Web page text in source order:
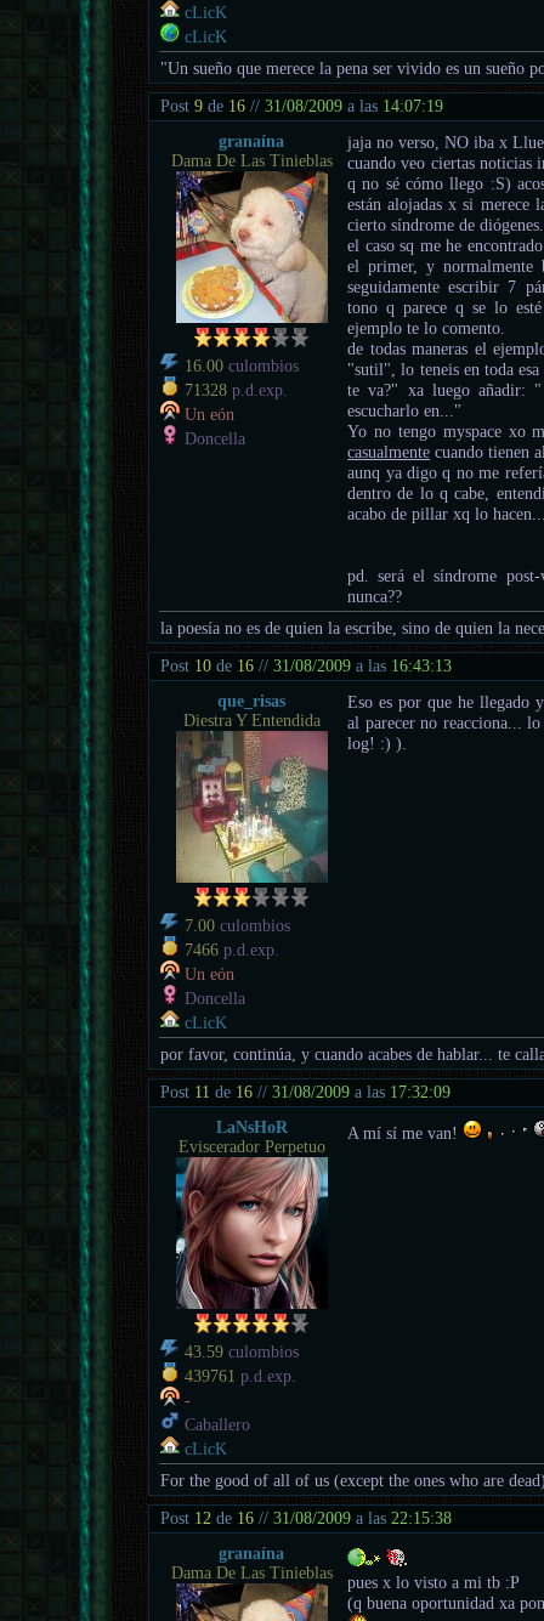
cLicK
cLicK
"Un sueño que merece la pena ser vivido es un sueño
Post9 de 16 //31/08/2009 a las 14:07:19
granaína
Dama De Las Tinieblas
16.00 culombios
71328 p.d.exp.
Un eón
Doncella
jaja no verso, NO iba x
cuando veo ciertas noticias
q no sé cómo llego :S)
están alojadas x si merece
cierto síndrome de diógenes.
el caso sq me he
el primer, y normalmente
seguidamente escribir 7
tono q parece q se lo
ejemplo te lo comento.
de todas maneras el
"sutil", lo teneis en toda
te va?" xa luego añadir:
escucharlo en..."
Yo no tengo myspace xo
casualmente cuando tienen
aunq ya digo q no me
dentro de lo q cabe,
acabo de pillar xq lo
pd. será el síndrome
nunca??
la poesía no es de quien la escribe, sino de quien la
Post 10 de 16 //31/08/2009 a las 16:43:13
que_risas
Diestra Y Entendida
7.00 culombios
7466 p.d.exp.
Un eón
Doncella
cLicK
Eso es por que he llegado
al parecer no reacciona...
log! :) ).
por favor, continúa, y cuando acabes de hablar... te
Post 11 de 16 //31/08/2009 a las 17:32:09
LaNsHoR
Eviscerador Perpetuo
43.59 culombios
439761 p.d.exp.
-
Caballero
cLicK
A mí sí me van!
For the good of all of us (except the ones who are
Post 12 de 16 //31/08/2009 a las 22:15:38
granaína
Dama De Las Tinieblas
pues x lo visto a mi tb :P
(q buena oportunidad xa